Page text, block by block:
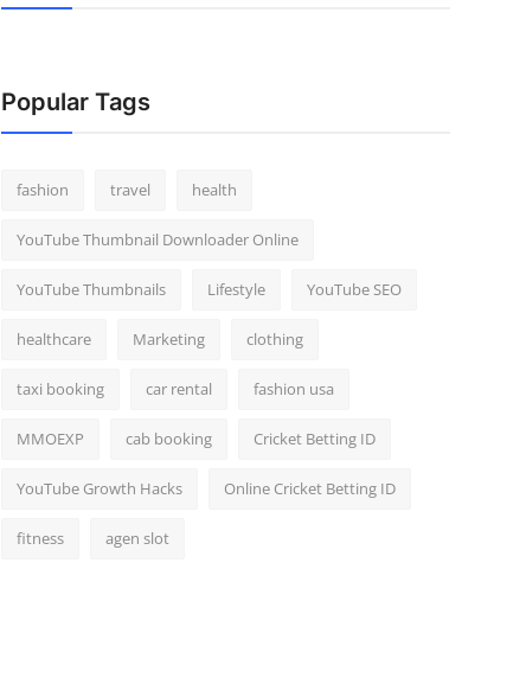
Popular Tags
fashion travel health
YouTube Thumbnail Downloader Online
YouTube Thumbnails Lifestyle YouTube SEO
healthcare Marketing clothing
taxi booking car rental fashion usa
MMOEXP cab booking Cricket Betting ID
YouTube Growth Hacks Online Cricket Betting ID
fitness agen slot